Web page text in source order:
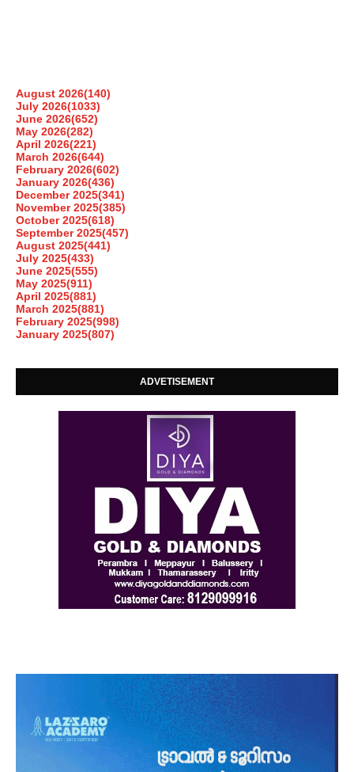
August 2026(140)
July 2026(1033)
June 2026(652)
May 2026(282)
April 2026(221)
March 2026(644)
February 2026(602)
January 2026(436)
December 2025(341)
November 2025(385)
October 2025(618)
September 2025(457)
August 2025(441)
July 2025(433)
June 2025(555)
May 2025(911)
April 2025(881)
March 2025(881)
February 2025(998)
January 2025(807)
ADVETISEMENT